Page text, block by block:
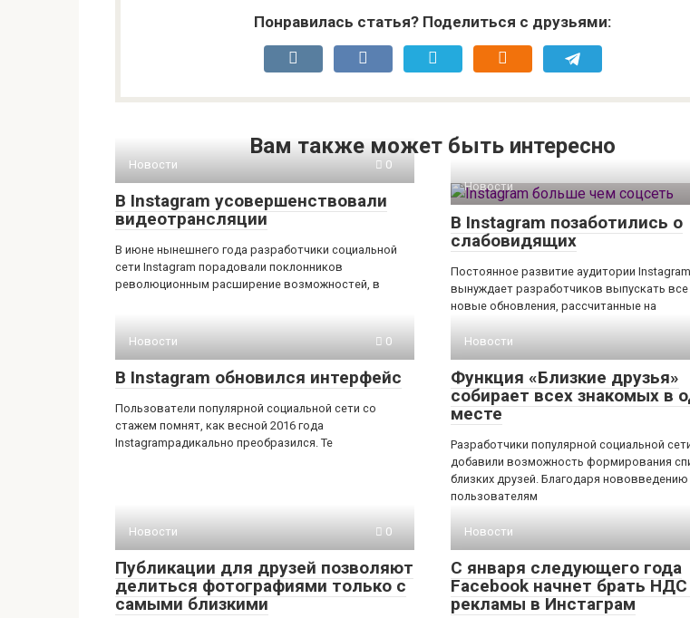
Понравилась статья? Поделиться с друзьями:
Вам также может быть интересно
Новости 0
В Instagram усовершенствовали
видеотрансляции
В июне нынешнего года разработчики социальной
сети Instagram порадовали поклонников
революционным расширение возможностей, в
Новости
В Instagram позаботились о
слабовидящих
Постоянное развитие аудитории Instagram
вынуждает разработчиков выпускать
новые обновления, рассчитанные на
Новости 0
В Instagram обновился интерфейс
Пользователи популярной социальной сети со
стажем помнят, как весной 2016 года
Instagramрадикально преобразился. Те
Новости
Функция «Близкие друзья»
собирает всех знакомых в
месте
Разработчики популярной социальной
добавили возможность формирования
близких друзей. Благодаря нововведению
пользователям
Новости 0
Публикации для друзей позволяют
делиться фотографиями только с
самыми близкими
Новости
С января следующего года
Facebook начнет брать НДС
рекламы в Инстаграм